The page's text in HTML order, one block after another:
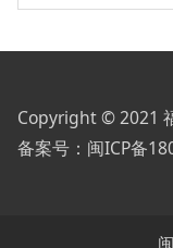
Copyright © 2021
备案号： 闽ICP备